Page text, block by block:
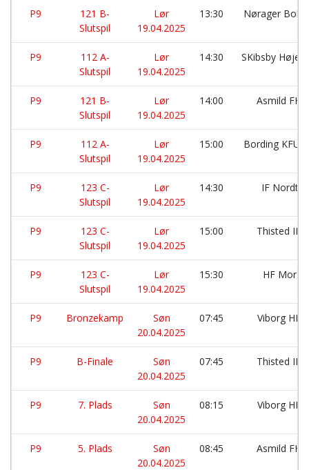
P9
121 B-
Slutspil
Lør
19.04.2025
13:30 Nørager
P9
112 A-
Slutspil
Lør
19.04.2025
14:30 SKibsby
P9
121 B-
Slutspil
Lør
19.04.2025
14:00 Asmild
P9
112 A-
Slutspil
Lør
19.04.2025
15:00 Bording
P9
123 C-
Slutspil
Lør
19.04.2025
14:30 IF
P9
123 C-
Slutspil
Lør
19.04.2025
15:00 Thisted
P9
123 C-
Slutspil
Lør
19.04.2025
15:30 HF
P9 Bronzekamp
Søn
20.04.2025
07:45 Viborg
P9 B-Finale
Søn
20.04.2025
07:45 Thisted
P9 7. Plads
Søn
20.04.2025
08:15 Viborg
P9 5. Plads
Søn
20.04.2025
08:45 Asmild